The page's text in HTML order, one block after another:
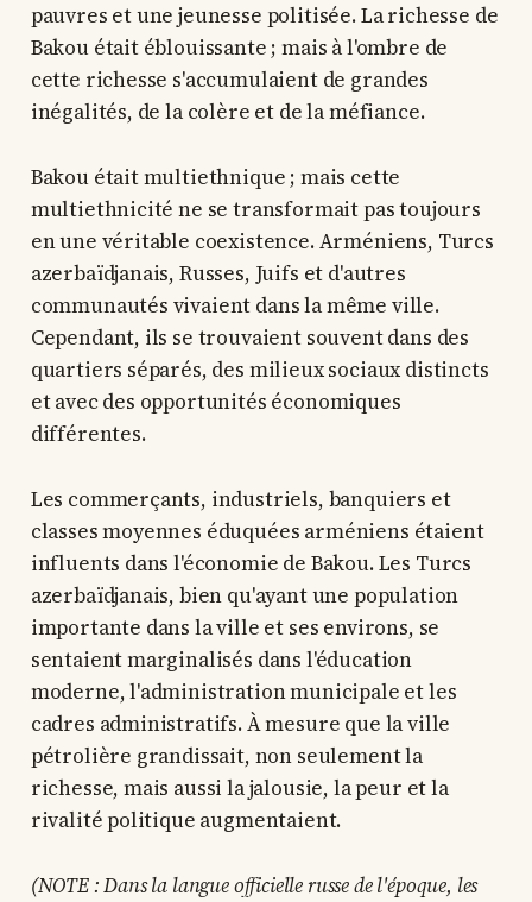
pauvres et une jeunesse politisée. La richesse de
Bakou était éblouissante ; mais à l'ombre de
cette richesse s'accumulaient de grandes
inégalités, de la colère et de la méfiance.
Bakou était multiethnique ; mais cette
multiethnicité ne se transformait pas toujours
en une véritable coexistence. Arméniens, Turcs
azerbaïdjanais, Russes, Juifs et d'autres
communautés vivaient dans la même ville.
Cependant, ils se trouvaient souvent dans des
quartiers séparés, des milieux sociaux distincts
et avec des opportunités économiques
différentes.
Les commerçants, industriels, banquiers et
classes moyennes éduquées arméniens étaient
influents dans l'économie de Bakou. Les Turcs
azerbaïdjanais, bien qu'ayant une population
importante dans la ville et ses environs, se
sentaient marginalisés dans l'éducation
moderne, l'administration municipale et les
cadres administratifs. À mesure que la ville
pétrolière grandissait, non seulement la
richesse, mais aussi la jalousie, la peur et la
rivalité politique augmentaient.
(NOTE : Dans la langue officielle russe de l'époque, les